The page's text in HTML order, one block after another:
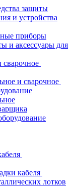
защиты
и устройства
приборы
и аксессуары для
сварочное
и сварочное
кабеля
лотков